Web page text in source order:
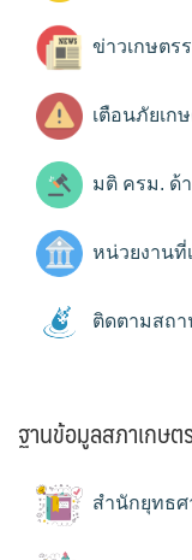
ข่าวเกษตร
เตือนภัยเก
มติ ครม. ด้
หน่วยงานที่
ติดตามสถ
ฐานข้อมูลสภาเกษ
สำนักยุทธศ